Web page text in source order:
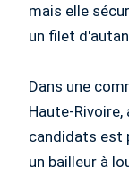
mais elle
un filet
Dans une
Haute-Rivoire,
candidats est
un bailleur à